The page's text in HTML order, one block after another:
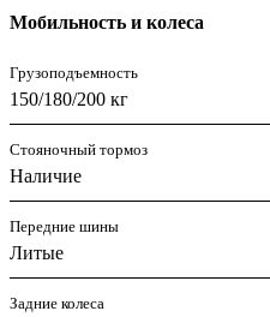
Мобильность и колеса
Грузоподъемность
150/180/200 кг
Стояночный тормоз
Наличие
Передние шины
Литые
Задние колеса